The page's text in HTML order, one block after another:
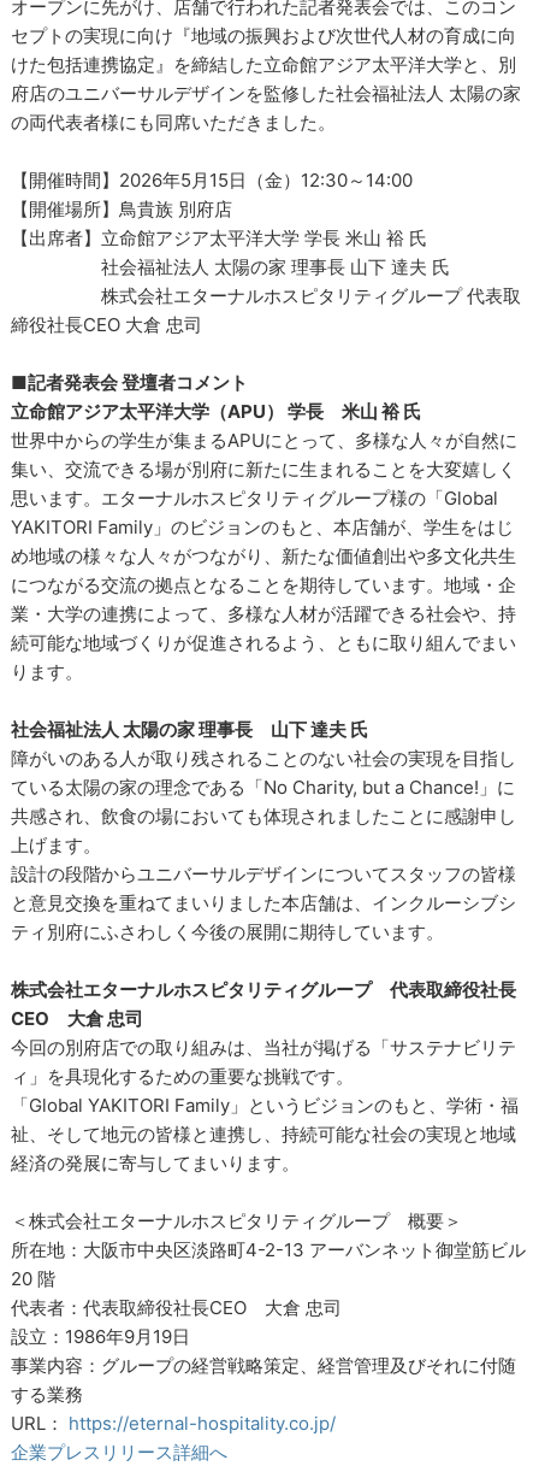
オープンに先がけ、店舗で行われた記者発表会では、このコン
セプトの実現に向け『地域の振興および次世代人材の育成に向
けた包括連携協定』を締結した立命館アジア太平洋大学と、別
府店のユニバーサルデザインを監修した社会福祉法人 太陽の家
の両代表者様にも同席いただきました。
【開催時間】2026年5月15日（金）12:30～14:00
【開催場所】鳥貴族 別府店
【出席者】立命館アジア太平洋大学 学長 米山 裕 氏
社会福祉法人 太陽の家 理事長 山下 達夫 氏
株式会社エターナルホスピタリティグループ 代表取
締役社長CEO 大倉 忠司
■記者発表会 登壇者コメント
立命館アジア太平洋大学（APU） 学長 米山 裕 氏
世界中からの学生が集まるAPUにとって、多様な人々が自然に
集い、交流できる場が別府に新たに生まれることを大変嬉しく
思います。エターナルホスピタリティグループ様の「Global
YAKITORI Family」のビジョンのもと、本店舗が、学生をはじ
め地域の様々な人々がつながり、新たな価値創出や多文化共生
につながる交流の拠点となることを期待しています。地域・企
業・大学の連携によって、多様な人材が活躍できる社会や、持
続可能な地域づくりが促進されるよう、ともに取り組んでまい
ります。
社会福祉法人 太陽の家 理事長 山下 達夫 氏
障がいのある人が取り残されることのない社会の実現を目指し
ている太陽の家の理念である「No Charity, but a Chance!」に
共感され、飲食の場においても体現されましたことに感謝申し
上げます。
設計の段階からユニバーサルデザインについてスタッフの皆様
と意見交換を重ねてまいりました本店舗は、インクルーシブシ
ティ別府にふさわしく今後の展開に期待しています。
株式会社エターナルホスピタリティグループ 代表取締役社長
CEO 大倉 忠司
今回の別府店での取り組みは、当社が掲げる「サステナビリテ
ィ」を具現化するための重要な挑戦です。
「Global YAKITORI Family」というビジョンのもと、学術・福
祉、そして地元の皆様と連携し、持続可能な社会の実現と地域
経済の発展に寄与してまいります。
＜株式会社エターナルホスピタリティグループ 概要＞
所在地：大阪市中央区淡路町4-2-13 アーバンネット御堂筋ビル
20 階
代表者：代表取締役社長CEO 大倉 忠司
設立：1986年9月19日
事業内容：グループの経営戦略策定、経営管理及びそれに付随
する業務
URL： https://eternal-hospitality.co.jp/
企業プレスリリース詳細へ